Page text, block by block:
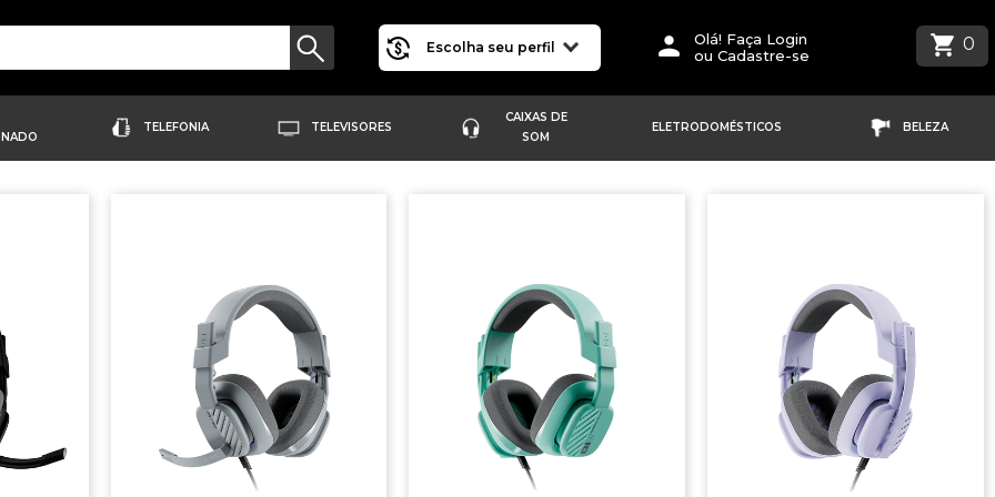
Escolha seu perfil
Olá! Faça Login
ou Cadastre-se
0
TELEFONIA TELEVISORES
CAIXAS DE
SOM
ELETRODOMÉSTICOS BELEZA